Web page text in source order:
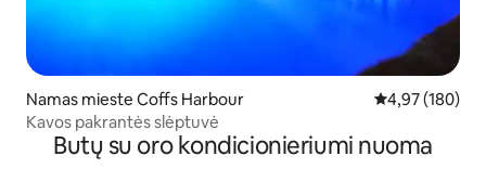
Namas mieste Coffs Harbour Vidutinis
4,97 (180)
Kavos pakrantės slėptuvė
Butų su oro kondicionieriumi nuoma